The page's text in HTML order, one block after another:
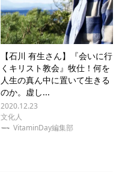
【石川 有生さん】『会いに行
くキリスト教会』牧仕！何を
人生の真ん中に置いて生きる
のか。虚し...
2020.12.23
文化人
VitaminDay編集部